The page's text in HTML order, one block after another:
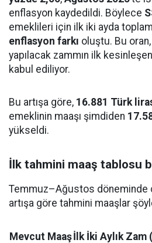
enflasyon kaydedildi. Böylece
emeklileri için ilk iki ayda toplam
enflasyon farkı oluştu. Bu oran,
yapılacak zammın ilk
kabul ediliyor.
Bu artışa göre, 16.881 Türk
emeklinin maaşı şimdiden
yükseldi.
İlk tahmini maaş tablosu
Temmuz–Ağustos döneminde
artışa göre tahmini maaşlar
Mevcut Maaşİlk İki Aylık Zam